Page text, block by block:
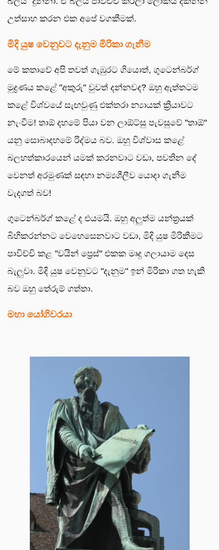
උත්සාහ කරන එක අපේ වගකීමක්.
මිදි යුෂ වෙනුවට දැනුම මිරිකා ගැනීම
මේ කතාවේ අපි තවත් ගැඹුරට ගියොත්, ගුටෙන්බර්ග්
මුද්‍රණය කළේ "අකුරු" වුවත් දන්නවද? ඔහු ඇත්තටම
කළේ විශ්වයේ සැඟවුණු එක්තරා න්‍යායක් ක්‍රියාවට
නැංවීම! තාඕ දහමේ පියා වන ලාඕට්සු පැවසුවේ "තාඕ"
යනු සොබාදහමේ රිද්මය බව. ඔහු විශ්වාස කළේ
බලහත්කාරයෙන් යමක් කරනවාට වඩා, පවතින දේ
වෙනත් අරමුණක් සඳහා නම්‍යශීලීව යොදා ගැනීම
වැදගත් බව!
ගුටෙන්බර්ග් කළේ ද එයමයි. ඔහු අලුත්ම යන්ත්‍රයක්
බිහිකරන්නට වෙහෙසෙනවාට වඩා, මිදි යුෂ මිරිකීමට
පාවිච්චි කළ "වයින් ප්‍රෙස්" එකක මෘදු ගලායාම දෙස
බැලුවා. මිදි යුෂ වෙනුවට "දැනුම" ඉන් මිරිකා ගත හැකි
බව ඔහු තේරුම් ගත්තා.
මහා යෝගිවරයා